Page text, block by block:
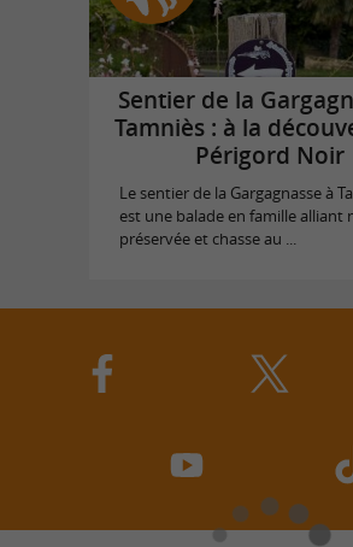
Sentier de la
Tamniès : à la
Périgord Noir
Le sentier de la Gargagnasse à
est une balade en famille alliant
préservée et chasse au ...